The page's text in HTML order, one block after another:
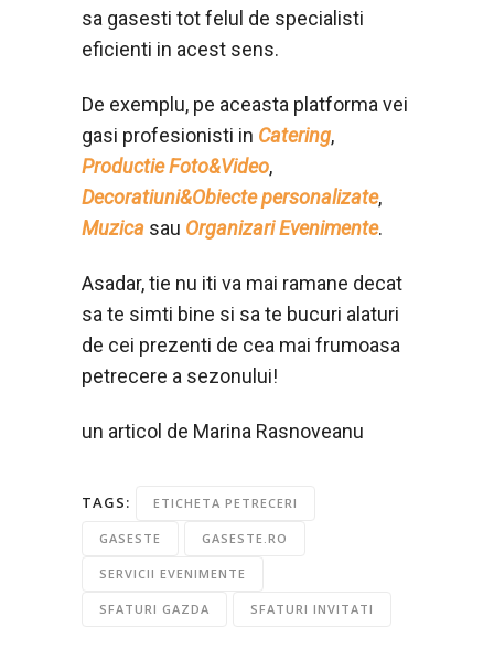
sa gasesti tot felul de specialisti
eficienti in acest sens.
De exemplu, pe aceasta platforma vei
gasi profesionisti in Catering,
Productie Foto&Video,
Decoratiuni&Obiecte personalizate,
Muzica sau Organizari Evenimente.
Asadar, tie nu iti va mai ramane decat
sa te simti bine si sa te bucuri alaturi
de cei prezenti de cea mai frumoasa
petrecere a sezonului!
un articol de Marina Rasnoveanu
TAGS: ETICHETA PETRECERI
GASESTE GASESTE.RO
SERVICII EVENIMENTE
SFATURI GAZDA SFATURI INVITATI